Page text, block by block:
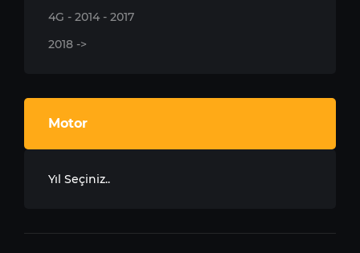
4G - 2014 - 2017
2018 ->
Motor
Yıl Seçiniz..